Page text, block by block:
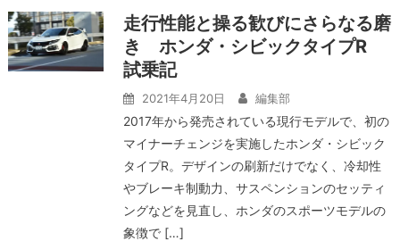
走行性能と操る歓びにさらなる磨
き ホンダ・シビックタイプR
試乗記
2021年4月20日 編集部
2017年から発売されている現行モデルで、初の
マイナーチェンジを実施したホンダ・シビック
タイプR。デザインの刷新だけでなく、冷却性
やブレーキ制動力、サスペンションのセッティ
ングなどを見直し、ホンダのスポーツモデルの
象徴で […]